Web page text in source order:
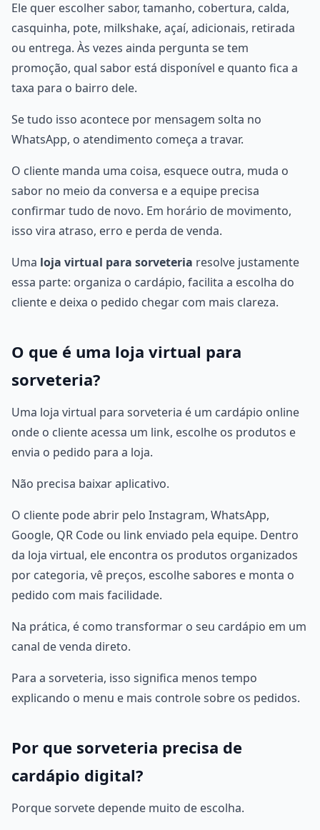
Ele quer escolher sabor, tamanho, cobertura, calda,
casquinha, pote, milkshake, açaí, adicionais, retirada
ou entrega. Às vezes ainda pergunta se tem
promoção, qual sabor está disponível e quanto fica a
taxa para o bairro dele.
Se tudo isso acontece por mensagem solta no
WhatsApp, o atendimento começa a travar.
O cliente manda uma coisa, esquece outra, muda o
sabor no meio da conversa e a equipe precisa
confirmar tudo de novo. Em horário de movimento,
isso vira atraso, erro e perda de venda.
Uma loja virtual para sorveteria resolve justamente
essa parte: organiza o cardápio, facilita a escolha do
cliente e deixa o pedido chegar com mais clareza.
O que é uma loja virtual para
sorveteria?
Uma loja virtual para sorveteria é um cardápio online
onde o cliente acessa um link, escolhe os produtos e
envia o pedido para a loja.
Não precisa baixar aplicativo.
O cliente pode abrir pelo Instagram, WhatsApp,
Google, QR Code ou link enviado pela equipe. Dentro
da loja virtual, ele encontra os produtos organizados
por categoria, vê preços, escolhe sabores e monta o
pedido com mais facilidade.
Na prática, é como transformar o seu cardápio em um
canal de venda direto.
Para a sorveteria, isso significa menos tempo
explicando o menu e mais controle sobre os pedidos.
Por que sorveteria precisa de
cardápio digital?
Porque sorvete depende muito de escolha.